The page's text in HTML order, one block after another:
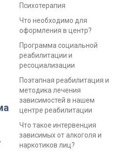
Психотерапия
Что необходимо для
оформления в центр?
Программа социальной
реабилитации и
ресоциализации
Поэтапная реабилитация и
методика лечения
зависимостей в нашем
центре реабилитации
Что такое интервенция
зависимых от алкоголя и
наркотиков лиц?